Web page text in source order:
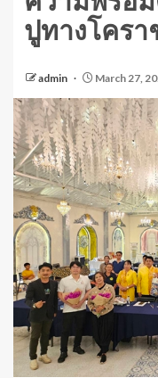
ปูทางโครา
admin March 27,